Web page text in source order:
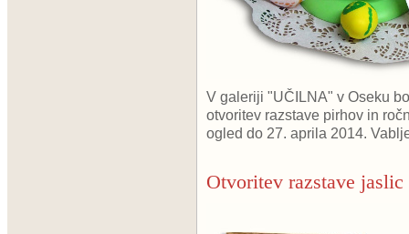
V galeriji "UČILNA" v Oseku
otvoritev razstave pirhov in
ogled do 27. aprila 2014.
Otvoritev razstave jaslic